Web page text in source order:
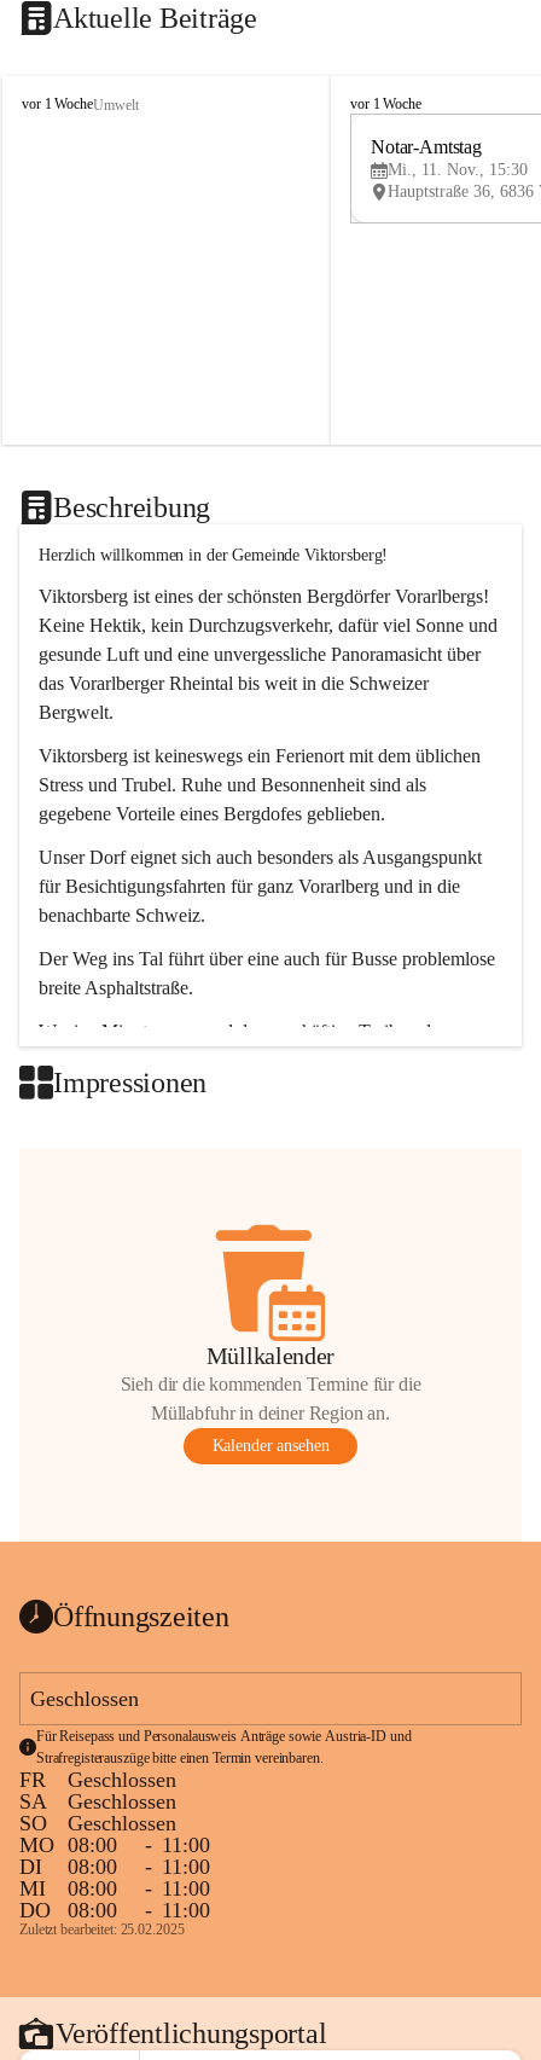
Aktuelle Beiträge
V
vor 1 WocheUmwelt
V
vor 1 Woche
Notar-Amtstag
Mi., 11. Nov., 15:30
Beschreibung
Herzlich willkommen in der Gemeinde Viktorsberg!
Viktorsberg ist eines der schönsten Bergdörfer Vorarlbergs!
Keine Hektik, kein Durchzugsverkehr, dafür viel Sonne und
gesunde Luft und eine unvergessliche Panoramasicht über
das Vorarlberger Rheintal bis weit in die Schweizer
Bergwelt.
Viktorsberg ist keineswegs ein Ferienort mit dem üblichen
Stress und Trubel. Ruhe und Besonnenheit sind als
gegebene Vorteile eines Bergdofes geblieben.
Unser Dorf eignet sich auch besonders als Ausgangspunkt
für Besichtigungsfahrten für ganz Vorarlberg und in die
benachbarte Schweiz.
Der Weg ins Tal führt über eine auch für Busse problemlose
breite Asphaltstraße.
Wenige Minuten nur, und das geschäftige Treiben der
Impressionen
Müllkalender
Sieh dir die kommenden Termine für die
Müllabfuhr in deiner Region an.
Kalender ansehen
Öffnungszeiten
Geschlossen
Für Reisepass und Personalausweis Anträge sowie Austria-ID und
Strafregisterauszüge bitte einen Termin vereinbaren.
FR
Geschlossen
SA
Geschlossen
SO
Geschlossen
MO 08:00 - 11:00
DI
08:00 - 11:00
MI
08:00 - 11:00
DO
08:00 - 11:00
Zuletzt bearbeitet: 25.02.2025
Veröffentlichungsportal